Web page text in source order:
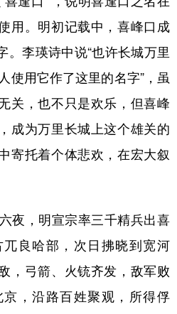
用。明初记载中，喜峰口成
。李瑛诗中说“也许长城万里
使用它作了这里的名字”，虽
关，也不只是欢乐，但喜峰
成为万里长城上这个雄关的
寄托着个体悲欢，在宏大叙
，明宣宗率三千精兵出喜
良哈部，次日拂晓到宽河
，弓箭、火铳齐发，敌军败
，沿路百姓聚观，所得俘